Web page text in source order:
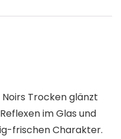
Trocken glänzt
im Glas und
frischen Charakter.